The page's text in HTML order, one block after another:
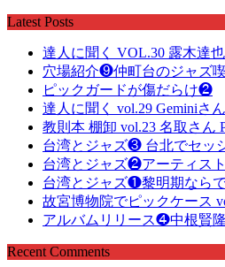
Latest Posts
達人に聞く VOL.30 露木達
穴場紹介❾仲町台のジャズ
ピックガードが傷だらけ❷
達人に聞く vol.29 Geminiさん
教則本 棚卸 vol.23 名取さん
台湾とジャズ❸ 台北でセッ
台湾とジャズ❷アーティス
台湾とジャズ❶黎明期なら
故宮博物院でピックケース
アルバムリリース❹中根賢
Recent Comments